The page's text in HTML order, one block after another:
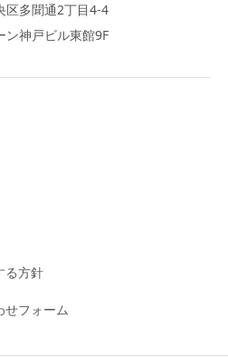
区多聞通2丁目4-4
ン神戸ビル東館9F
る方針
せフォーム